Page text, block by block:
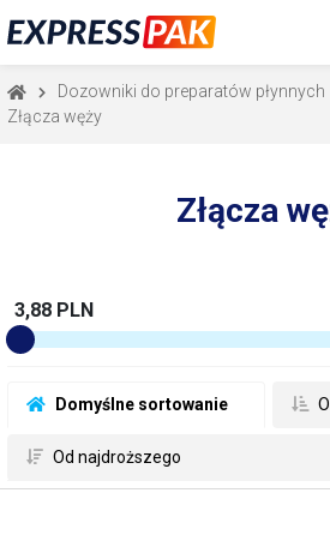
Dozowniki do preparatów płynnych
Złącza węży
Złącza
Domyślne sortowanie
Od najdroższego
3,88 PLN